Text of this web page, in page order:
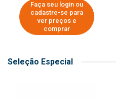
Faça seu login ou
cadastre-se para
ver preços e
comprar
Seleção Especial